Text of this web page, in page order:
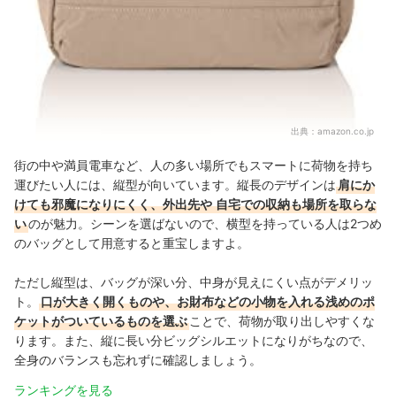
出典： amazon.co.jp
街の中や満員電車など、人の多い場所でもスマートに荷物を持ち
運びたい人には、縦型が向いています。縦長のデザインは肩にか
けても邪魔になりにくく、外出先や 自宅での収納も場所を取らな
いのが魅力。シーンを選ばないので、横型を持っている人は2つめ
のバッグとして用意すると重宝しますよ。
ただし縦型は、バッグが深い分、中身が見えにくい点がデメリッ
ト。
口が大きく開くものや、お財布などの小物を入れる浅めのポ
ケットがついているものを選ぶことで、荷物が取り出しやすくな
ります。また、縦に長い分ビッグシルエットになりがちなので、
全身のバランスも忘れずに確認しましょう。
ランキングを見る